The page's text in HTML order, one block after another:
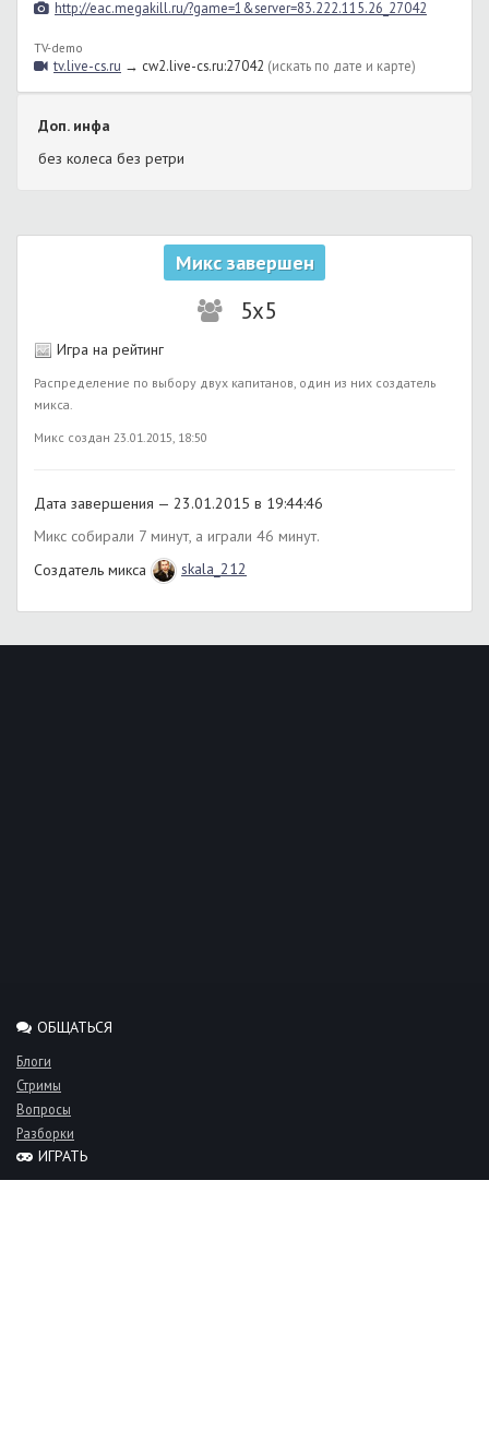
http://eac.megakill.ru/?game=1&server=83.222.115.26_27042
TV-demo
tv.live-cs.ru → cw2.live-cs.ru:27042 (искать по дате и карте)
Доп. инфа
без колеса без ретри
Микс завершен
5x5
Игра на рейтинг
Распределение по выбору двух капитанов, один из них создатель
микса.
Микс создан 23.01.2015, 18:50
Дата завершения — 23.01.2015 в 19:44:46
Микс собирали 7 минут, а играли 46 минут.
Создатель микса
skala_212
ОБЩАТЬСЯ
Блоги
Стримы
Вопросы
Разборки
ИГРАТЬ